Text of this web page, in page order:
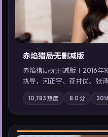
赤焰猎局·无删减版
赤焰猎局·无删减版于2016
执导，河正宇、苍井优、张
亲情与职责必须在倒计时结
气质；站内亦可通过「国产
索同类型高分佳作，畅享高
10,783 热度 8.0 分